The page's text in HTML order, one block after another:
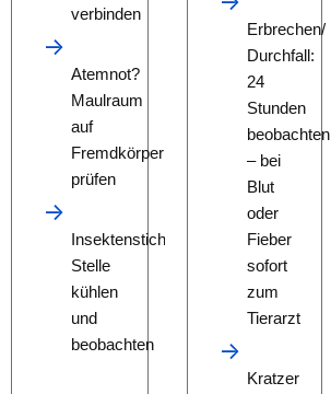
verbinden
Atemnot?
Maulraum
auf
Fremdkörper
prüfen
Insektenstiche:
Stelle
kühlen
und
beobachten
Erbrechen/
Durchfall:
24
Stunden
beobachten
– bei
Blut
oder
Fieber
sofort
zum
Tierarzt
Kratzer